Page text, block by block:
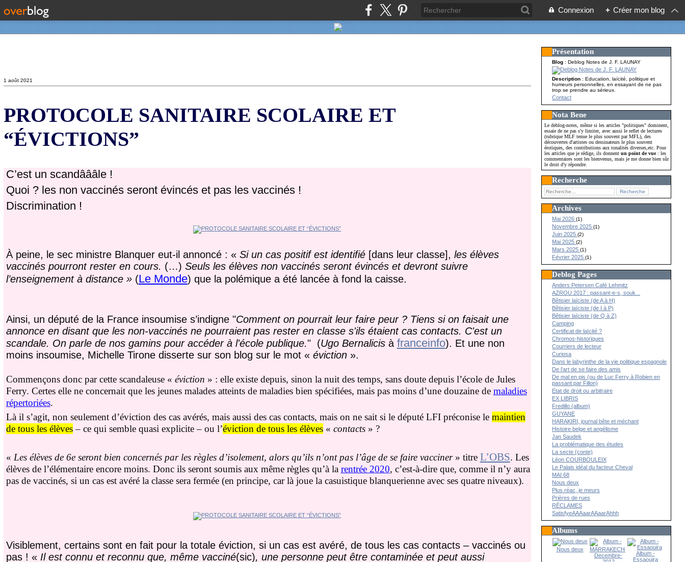
Connexion + Créer mon blog
1 août 2021
PROTOCOLE SANITAIRE SCOLAIRE ET
“ÉVICTIONS”
C’est un scandâââle !
Quoi ? les non vaccinés seront évincés et pas les vaccinés !
Discrimination !
À peine, le sec ministre Blanquer eut-il annoncé : « Si un cas positif est identifié[dans leur classe], les élèves
vaccinés pourront rester en cours. (…) Seuls les élèves non vaccinés seront évincés et devront suivre
l’enseignement à distance » (Le Monde) que la polémique a été lancée à fond la caisse.
Ainsi, un député de la France insoumise s’indigne "Comment on pourrait leur faire peur ? Tiens si on faisait une
annonce en disant que les non-vaccinés ne pourraient pas rester en classe s'ils étaient cas contacts. C'est un
scandale. On parle de nos gamins pour accéder à l'école publique." (Ugo Bernalicisà franceinfo). Et une non
moins insoumise, Michelle Tirone disserte sur son blog sur le mot « éviction».
Commençons donc par cette scandaleuse « éviction » : elle existe depuis, sinon la nuit des temps, sans doute depuis l’école de Jules
Ferry. Certes elle ne concernait que les jeunes malades atteints de maladies bien spécifiées, mais pas moins d’une douzaine de maladies
répertoriées.
Là il s’agit, non seulement d’éviction des cas avérés, mais aussi des cas contacts, mais on ne sait si le député LFI préconise le maintien
de tous les élèves– ce qui semble quasi explicite – ou l’éviction de tous les élèves« contacts» ?
« Les élèves de 6e seront bien concernés par les règles d’isolement, alors qu’ils n’ont pas l’âge de se faire vacciner» titre L’OBS. Les
élèves de l’élémentaire encore moins. Donc ils seront soumis aux même règles qu’à la rentrée 2020, c’est-à-dire que, comme il n’y aura
pas de vaccinés, si un cas est avéré la classe sera fermée (en principe, car là joue la casuistique blanquerienne avec ses quatre niveaux).
Visiblement, certains sont en fait pour la totale éviction, si un cas est avéré, de tous les cas contacts – vaccinés ou
pas ! « Il est connu et reconnu que, même vacciné(sic), une personne peut être contaminée et peut aussi
Présentation
Blog : Deblog Notes de J. F. LAUNAY
Description: Education, laïcité, politique et
humeurs personnelles, en essayant de ne pas
trop se prendre au sérieux.
Contact
Nota Bene
Le deblog-notes, même si les articles "politiques" dominent,
essaie de ne pas s'y limiter, avec aussi le reflet de lectures
(rubrique MLF tenue le plus souvent par MFL), des
découvertes d'artistes ou dessinateurs le plus souvent
érotiques, des contributions aux tonalités diverses,etc. Pour
les articles que je rédige, ils donnentun point de vue: les
commentaires sont les bienvenus, mais je me donne bien sûr
le droit d'y répondre.
Recherche
Archives
Mai 2026(1)
Novembre 2025(1)
Juin 2025(2)
Mai 2025(2)
Mars 2025(1)
Février 2025(1)
Deblog Pages
Anders Petersen Café Lehmitz
AZROU 2017 : passant-e-s, souk...
Bêtisier laïciste (de A à H)
Bêtisier laïciste (de I à P)
Bêtisier laïciste (de Q à Z)
Camping
Certificat de laïcité ?
Chromos-historiques
Courriers de lecteur
Curiosa
Dans le labyrinthe de la vie politique espagnole
De l’art de se faire des amis
De mal en pis (ou de Luc Ferry à Robien en
passant par Fillon)
Etat de droit ou arbitraire
EX LIBRIS
Fredillo (album)
GUYANE
HARAKIRI, journal bête et méchant
Histoire belge et angélisme
Jan Saudek
La problématique des études
La secte (conte)
Léon COURBOULEIX
Le Palais idéal du facteur Cheval
MAI 68
Nous deux
Plus réac, je meurs
Prières de rues
RÉCLAMES
SatisfyeAAAaarAAaarAhhh
Albums
Nous deux
Album -
Essaouira